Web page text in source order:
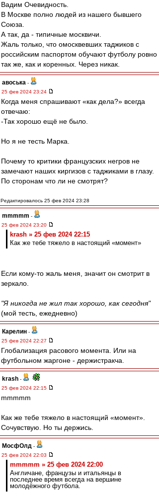
Вадим Очевидность.
В Москве полно людей из нашего бывшего
Союза.
А так, да - типичные москвичи.
Жаль только, что омосквевших таджиков с
российским паспортом обучают футболу ровно
так же, как и коренных. Через никак.
авоська -
25 фев 2024 23:24
Когда меня спрашивают «как дела?» всегда
отвечаю:
-Так хорошо ещё не было.
Но я не тесть Марка.
Почему то критики французских негров не
замечают наших киргизов с таджиками в глазу.
По сторонам что ли не смотрят?
Редактировалось 25 фев 2024 23:28
mmmmm -
25 фев 2024 23:20
krash » 25 фев 2024 22:15
Как же тебе тяжело в настоящий «момент»
Если кому-то жаль меня, значит он смотрит в
зеркало.
"Я никогда не жил так хорошо, как сегодня"
(мой тесть, ежедневно)
Карелин -
25 фев 2024 22:27
Глобализация расового момента. Или на
футбольном жаргоне - держистракча.
krash -
25 фев 2024 22:15
mmmmm
Как же тебе тяжело в настоящий «момент».
Сочувствую. Но ты держись.
МосфОлд -
25 фев 2024 22:03
mmmmm » 25 фев 2024 22:00
Англичане, французы и итальянцы в
последнее время всегда на вершине
молодёжного футбола.